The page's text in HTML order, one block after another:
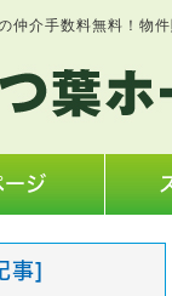
仲介手数料無料！物
ージ
事]